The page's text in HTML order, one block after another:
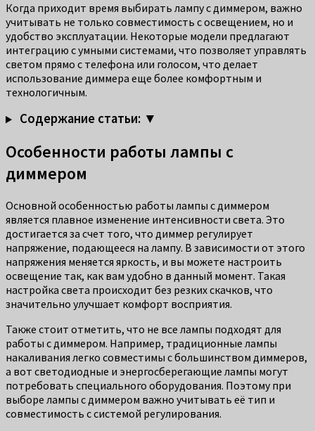
Когда приходит время выбирать лампу с диммером, важно
учитывать не только совместимость с освещением, но и
удобство эксплуатации. Некоторые модели предлагают
интеграцию с умными системами, что позволяет управлять
светом прямо с телефона или голосом, что делает
использование диммера еще более комфортным и
технологичным.
Содержание статьи: ▼
Особенности работы лампы с
диммером
Основной особенностью работы лампы с диммером
является плавное изменение интенсивности света. Это
достигается за счет того, что диммер регулирует
напряжение, подающееся на лампу. В зависимости от этого
напряжения меняется яркость, и вы можете настроить
освещение так, как вам удобно в данный момент. Такая
настройка света происходит без резких скачков, что
значительно улучшает комфорт восприятия.
Также стоит отметить, что не все лампы подходят для
работы с диммером. Например, традиционные лампы
накаливания легко совместимы с большинством диммеров,
а вот светодиодные и энергосберегающие лампы могут
потребовать специального оборудования. Поэтому при
выборе лампы с диммером важно учитывать её тип и
совместимость с системой регулирования.